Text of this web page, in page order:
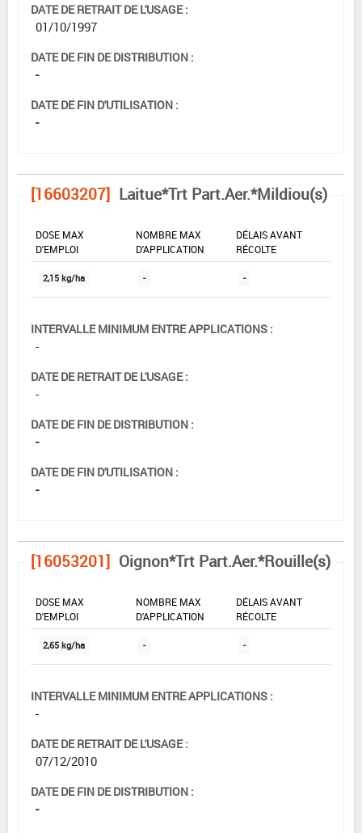
DATE DE RETRAIT DE L'USAGE :
01/10/1997
DATE DE FIN DE DISTRIBUTION :
-
DATE DE FIN D'UTILISATION :
-
[16603207] Laitue*Trt Part.Aer.*Mildiou(s)
DOSE MAX
D'EMPLOI
NOMBRE MAX
D'APPLICATION
DÉLAIS AVANT
RÉCOLTE
2,15 kg/ha - -
INTERVALLE MINIMUM ENTRE APPLICATIONS :
-
DATE DE RETRAIT DE L'USAGE :
-
DATE DE FIN DE DISTRIBUTION :
-
DATE DE FIN D'UTILISATION :
-
[16053201] Oignon*Trt Part.Aer.*Rouille(s)
DOSE MAX
D'EMPLOI
NOMBRE MAX
D'APPLICATION
DÉLAIS AVANT
RÉCOLTE
2,65 kg/ha - -
INTERVALLE MINIMUM ENTRE APPLICATIONS :
-
DATE DE RETRAIT DE L'USAGE :
07/12/2010
DATE DE FIN DE DISTRIBUTION :
-